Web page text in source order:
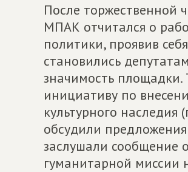
После торжественной
МПАК отчитался о
политики, проявив
становились
значимость площадки.
инициативу по
культурного
обсудили
заслушали сообщение
гуманитарной миссии